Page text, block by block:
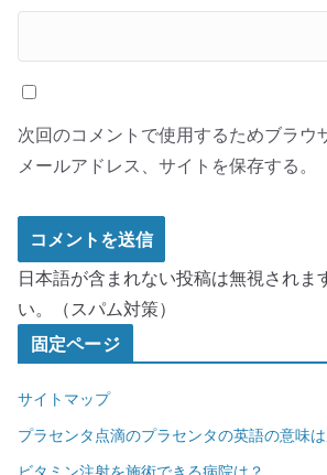
次回のコメントで使用するためブラウ
メールアドレス、サイトを保存する。
日本語が含まれない投稿は無視されま
い。（スパム対策）
固定ページ
サイトマップ
プラセンタ点滴のプラセンタの英語の意味は